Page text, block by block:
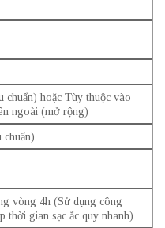
chuẩn) hoặc Tùy thuộc vào
ngoài (mở rộng)
vòng 4h (Sử dụng công
thời gian sạc ắc quy nhanh)